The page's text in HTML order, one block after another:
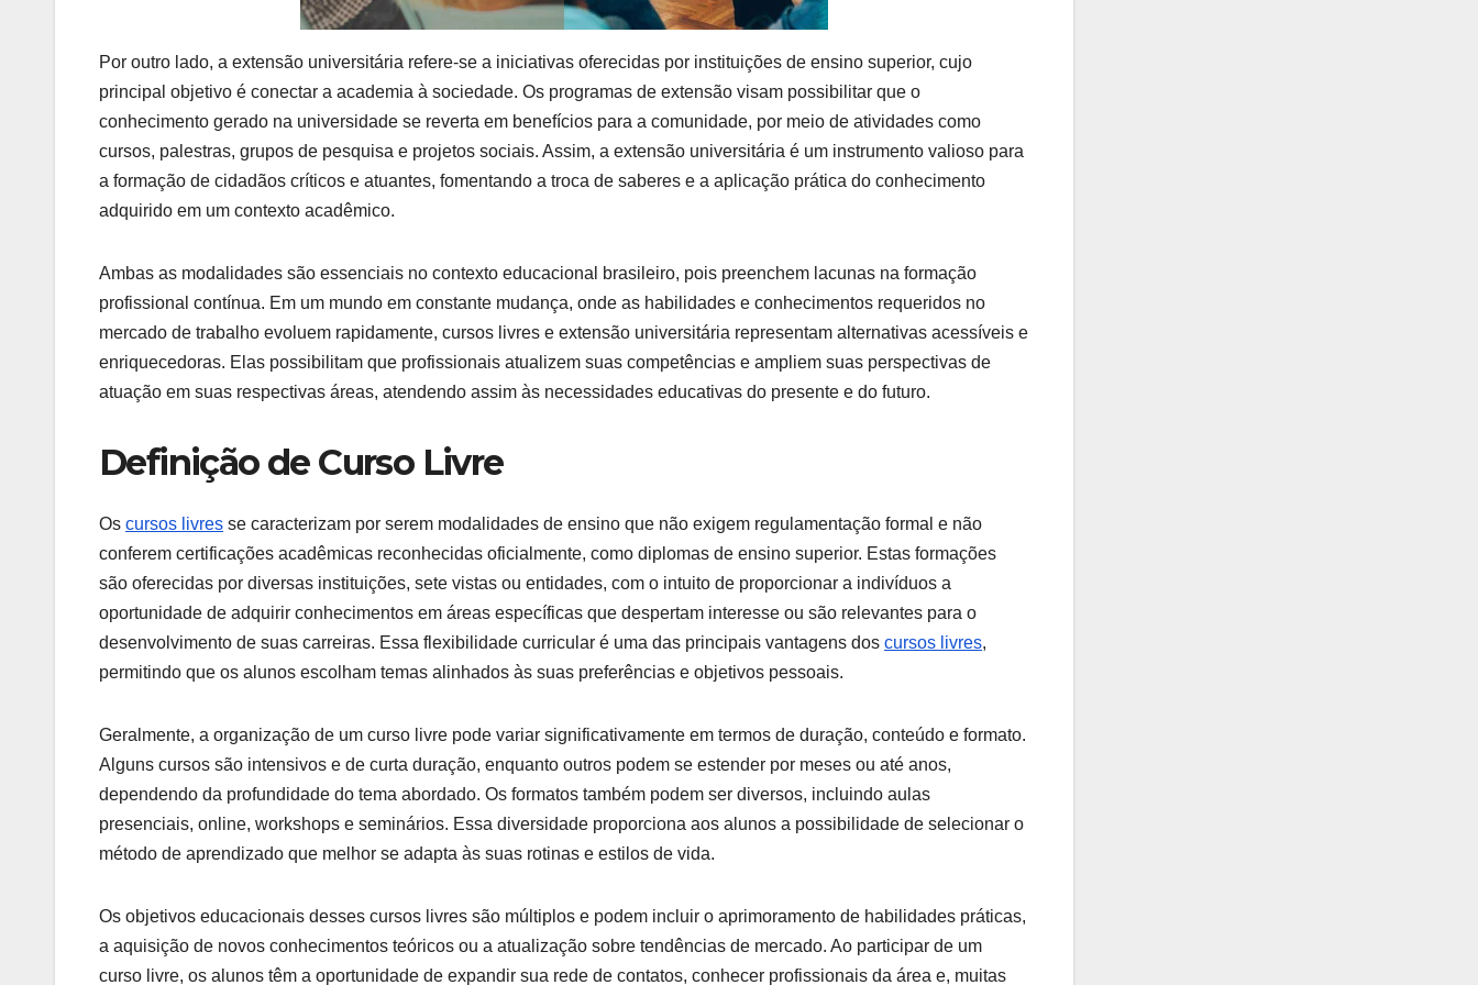
Por outro lado, a extensão universitária refere-se a iniciativas oferecidas por instituições de ensino superior, cujo
principal objetivo é conectar a academia à sociedade. Os programas de extensão visam possibilitar que o
conhecimento gerado na universidade se reverta em benefícios para a comunidade, por meio de atividades como
cursos, palestras, grupos de pesquisa e projetos sociais. Assim, a extensão universitária é um instrumento valioso para
a formação de cidadãos críticos e atuantes, fomentando a troca de saberes e a aplicação prática do conhecimento
adquirido em um contexto acadêmico.
Ambas as modalidades são essenciais no contexto educacional brasileiro, pois preenchem lacunas na formação
profissional contínua. Em um mundo em constante mudança, onde as habilidades e conhecimentos requeridos no
mercado de trabalho evoluem rapidamente, cursos livres e extensão universitária representam alternativas acessíveis e
enriquecedoras. Elas possibilitam que profissionais atualizem suas competências e ampliem suas perspectivas de
atuação em suas respectivas áreas, atendendo assim às necessidades educativas do presente e do futuro.
Definição de Curso Livre
Os cursos livres se caracterizam por serem modalidades de ensino que não exigem regulamentação formal e não
conferem certificações acadêmicas reconhecidas oficialmente, como diplomas de ensino superior. Estas formações
são oferecidas por diversas instituições, sete vistas ou entidades, com o intuito de proporcionar a indivíduos a
oportunidade de adquirir conhecimentos em áreas específicas que despertam interesse ou são relevantes para o
desenvolvimento de suas carreiras. Essa flexibilidade curricular é uma das principais vantagens dos cursos livres,
permitindo que os alunos escolham temas alinhados às suas preferências e objetivos pessoais.
Geralmente, a organização de um curso livre pode variar significativamente em termos de duração, conteúdo e formato.
Alguns cursos são intensivos e de curta duração, enquanto outros podem se estender por meses ou até anos,
dependendo da profundidade do tema abordado. Os formatos também podem ser diversos, incluindo aulas
presenciais, online, workshops e seminários. Essa diversidade proporciona aos alunos a possibilidade de selecionar o
método de aprendizado que melhor se adapta às suas rotinas e estilos de vida.
Os objetivos educacionais desses cursos livres são múltiplos e podem incluir o aprimoramento de habilidades práticas,
a aquisição de novos conhecimentos teóricos ou a atualização sobre tendências de mercado. Ao participar de um
curso livre, os alunos têm a oportunidade de expandir sua rede de contatos, conhecer profissionais da área e, muitas